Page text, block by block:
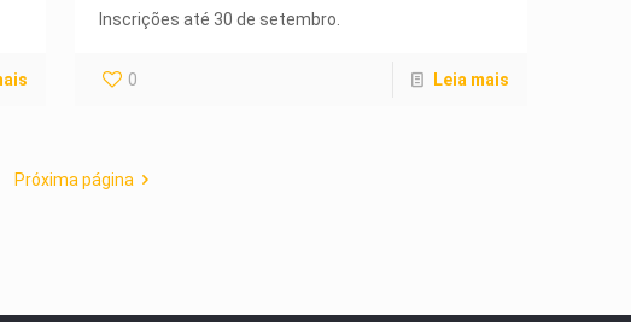
Inscrições até 30 de setembro.
0 Leia mais
Próxima página